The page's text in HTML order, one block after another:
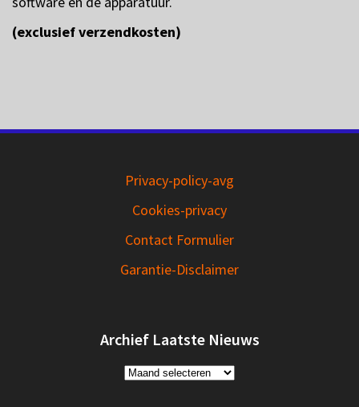
(exclusief verzendkosten)
Privacy-policy-avg
Cookies-privacy
Contact Formulier
Garantie-Disclaimer
Archief Laatste Nieuws
Archief